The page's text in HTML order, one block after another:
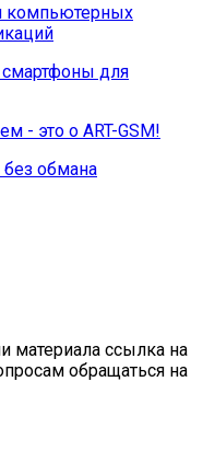
компьютерных
для
- это о ART-GSM!
обмана
материала ссылка на
обращаться на